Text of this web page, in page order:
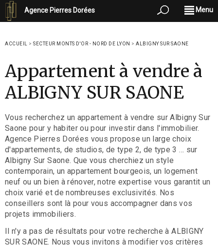
Agence Pierres Dorées Menu
ACCUEIL > SECTEUR MONTS D'OR - NORD DE LYON > ALBIGNY SUR SAONE
Appartement à vendre à
ALBIGNY SUR SAONE
Vous recherchez un appartement à vendre sur Albigny Sur
Saone pour y habiter ou pour investir dans l'immobilier.
Agence Pierres Dorées vous propose un large choix
d'appartements, de studios, de type 2, de type 3 ... sur
Albigny Sur Saone. Que vous cherchiez un style
contemporain, un appartement bourgeois, un logement
neuf ou un bien à rénover, notre expertise vous garantit un
choix varié et de nombreuses exclusivités. Nos
conseillers sont là pour vous accompagner dans vos
projets immobiliers.
Il n'y a pas de résultats pour votre recherche à ALBIGNY
SUR SAONE. Nous vous invitons à modifier vos critères